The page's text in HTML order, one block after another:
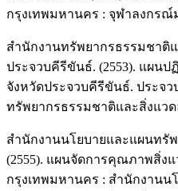
กรุงเทพมหานคร : จุฬาลงกรณ์
สำนักงานทรัพยากรธรรมชาติ
ประจวบคีรีขันธ์. (2553). แผนป
จังหวัดประจวบคีรีขันธ์. ประจ
ทรัพยากรธรรมชาติและสิ่งแว
สำนักงานนโยบายและแผนทรั
(2555). แผนจัดการคุณภาพสิ่งแ
กรุงเทพมหานคร : สำนักงานน